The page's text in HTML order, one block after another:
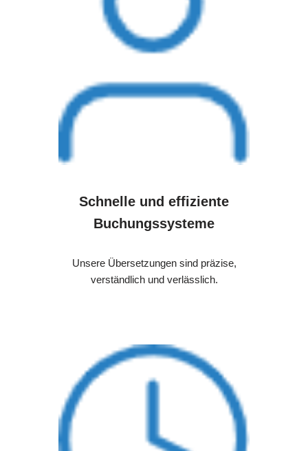
Schnelle und effiziente
Buchungssysteme
Unsere Übersetzungen sind präzise,
verständlich und verlässlich.